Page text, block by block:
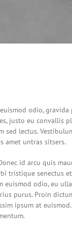
odio,
justo eu convallis
lectus.
amet untras sitsers.
id arcu quis
tristique senectus
euismod odio, eu
purus. Proin
ipsum at